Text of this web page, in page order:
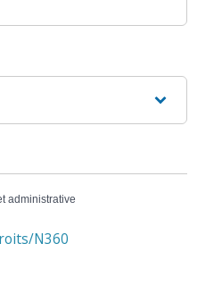
administrative
N360